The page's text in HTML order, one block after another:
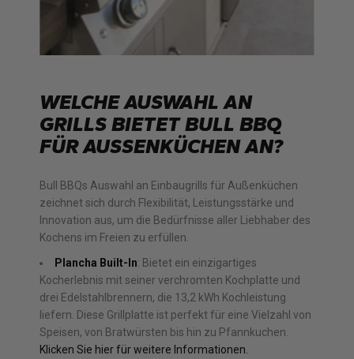
WELCHE AUSWAHL AN
GRILLS BIETET BULL BBQ
FÜR AUSSENKÜCHEN AN?
Bull BBQs Auswahl an Einbaugrills für Außenküchen
zeichnet sich durch Flexibilität, Leistungsstärke und
Innovation aus, um die Bedürfnisse aller Liebhaber des
Kochens im Freien zu erfüllen.
Plancha Built-In: Bietet ein einzigartiges
Kocherlebnis mit seiner verchromten Kochplatte und
drei Edelstahlbrennern, die 13,2 kWh Kochleistung
liefern. Diese Grillplatte ist perfekt für eine Vielzahl von
Speisen, von Bratwürsten bis hin zu Pfannkuchen.
Klicken Sie hier für weitere Informationen.